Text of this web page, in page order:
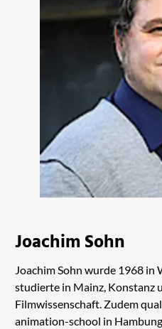
Joachim Sohn
Joachim Sohn wurde 1968 in
studierte in Mainz, Konstanz
Filmwissenschaft. Zudem
animation-school in